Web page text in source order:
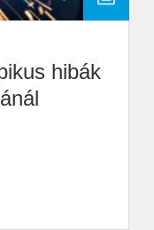
hibák